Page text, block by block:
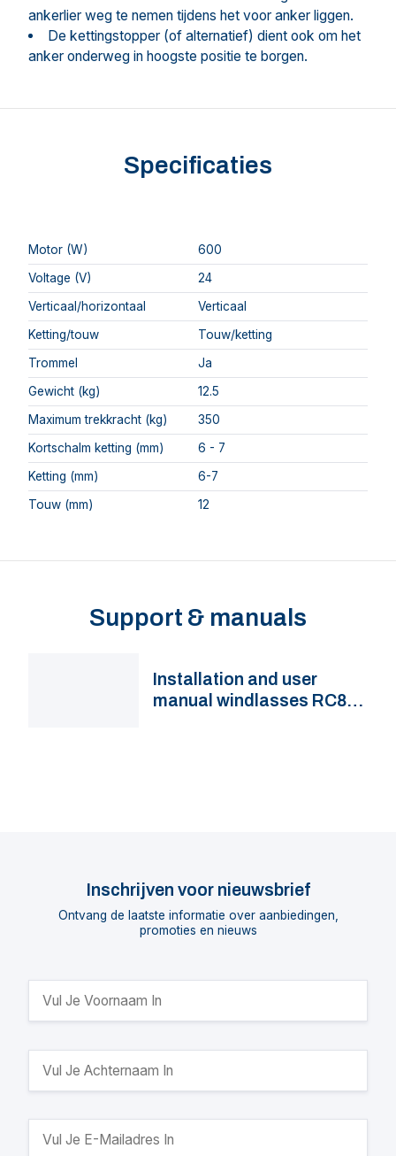
ankerlier weg te nemen tijdens het voor anker liggen.
De kettingstopper (of alternatief) dient ook om het
anker onderweg in hoogste positie te borgen.
Specificaties
Motor (W)
600
Voltage (V)
24
Verticaal/horizontaal
Verticaal
Ketting/touw
Touw/ketting
Trommel
Ja
Gewicht (kg)
12.5
Maximum trekkracht (kg)
350
Kortschalm ketting (mm)
6 - 7
Ketting (mm)
6-7
Touw (mm)
12
Support & manuals
Installation and user
manual windlasses RC8,
Inschrijven voor nieuwsbrief
Ontvang de laatste informatie over aanbiedingen,
promoties en nieuws